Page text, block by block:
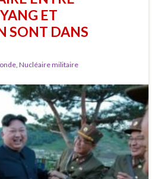
ET
SONT DANS
Nucléaire militaire